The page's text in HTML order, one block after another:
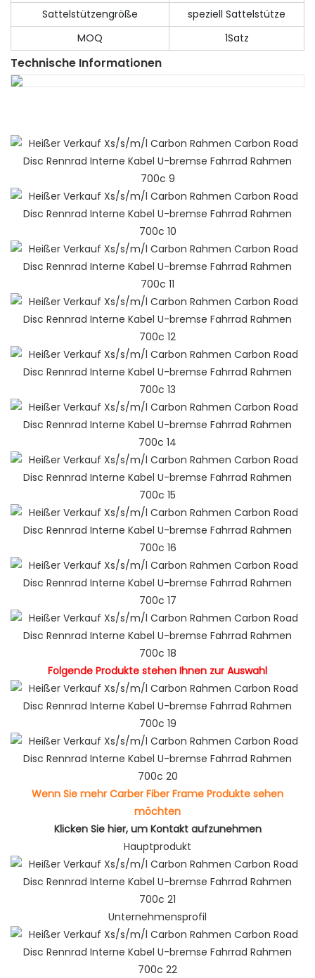
Sattelstützengröße
speziell Sattelstütze
MOQ
1Satz
Technische Informationen
Folgende Produkte stehen Ihnen zur Auswahl
Wenn Sie mehr Carber Fiber Frame Produkte sehen
möchten
Klicken Sie hier, um Kontakt aufzunehmen
Hauptprodukt
Unternehmensprofil